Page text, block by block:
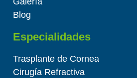
Blog
Especialidades
Trasplante de Cornea
Cirugía Refractiva